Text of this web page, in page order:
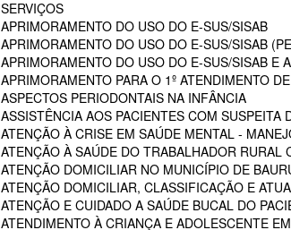
SERVIÇOS
APRIMORAMENTO DO USO DO E-SUS/SISAB
APRIMORAMENTO DO USO DO E-SUS/SISAB
APRIMORAMENTO DO USO DO E-SUS/SISAB E
APRIMORAMENTO PARA O 1º ATENDIMENTO
ASPECTOS PERIODONTAIS NA INFÂNCIA
ASSISTÊNCIA AOS PACIENTES COM SUSPEITA
ATENÇÃO À CRISE EM SAÚDE MENTAL -
ATENÇÃO À SAÚDE DO TRABALHADOR
ATENÇÃO DOMICILIAR NO MUNICÍPIO DE
ATENÇÃO DOMICILIAR, CLASSIFICAÇÃO E
ATENÇÃO E CUIDADO A SAÚDE BUCAL DO
ATENDIMENTO À CRIANÇA E ADOLESCENTE